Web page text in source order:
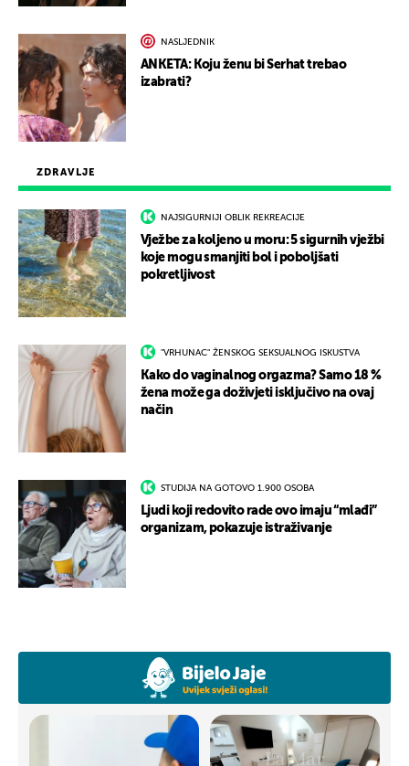
ZDRAVLJE
NAJSIGURNIJI OBLIK REKREACIJE
Vježbe za koljeno u moru: 5 sigurnih vježbi
koje mogu smanjiti bol i poboljšati
pokretljivost
"VRHUNAC" ŽENSKOG SEKSUALNOG ISKUSTVA
Kako do vaginalnog orgazma? Samo 18 %
žena može ga doživjeti isključivo na ovaj
način
STUDIJA NA GOTOVO 1.900 OSOBA
Ljudi koji redovito rade ovo imaju “mlađi”
organizam, pokazuje istraživanje
NASLJEDNIK
ANKETA: Koju ženu bi Serhat trebao
izabrati?